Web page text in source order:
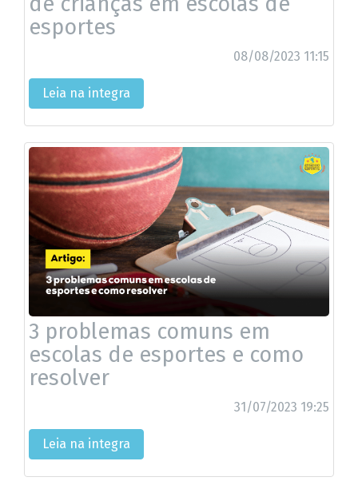
esportes
08/08/2023 11:15
Leia na integra
3 problemas comuns em
escolas de esportes e como
resolver
31/07/2023 19:25
Leia na integra